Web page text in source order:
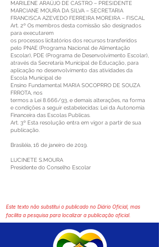
MARILENE ARAÚJO DE CASTRO – PRESIDENTE
MARCIANE MOURA DA SILVA – SECRETARIA
FRANCISCA AZEVEDO FERREIRA MOREIRA – FISCAL
Art. 2º Os membros desta comissão são designados
para executarem
os processos licitatórios dos recursos transferidos
pelo PNAE (Programa Nacional de Alimentação
Escolar), PDE (Programa de Desenvolvimento Escolar),
através da Secretaria Municipal de Educação, para
aplicação no desenvolvimento das atividades da
Escola Municipal de
Ensino Fundamental MARIA SOCOPRRO DE SOUZA
FRROTA, nos
termos a Lei 8.666/93, e demais alterações, na forma
e condições a seguir estabelecidas: Lei da Autonomia
Financeira das Escolas Publicas.
Art. 3º Esta resolução entra em vigor a partir de sua
publicação.
Brasiléia, 16 de janeiro de 2019.
LUCINETE S.MOURA
Presidente do Conselho Escolar
Este texto não substitui o publicado no Diário Oficial, mas
facilita a pesquisa para localizar a publicação oficial.